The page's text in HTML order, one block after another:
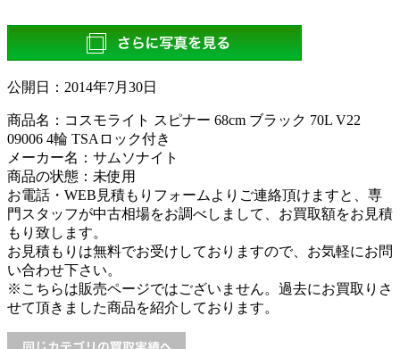
公開日： 2014年7月30日
商品名：コスモライト スピナー 68cm ブラック 70L V22
09006 4輪 TSAロック付き
メーカー名：サムソナイト
商品の状態：未使用
お電話・WEB見積もりフォームよりご連絡頂けますと、専
門スタッフが中古相場をお調べしまして、お買取額をお見積
もり致します。
お見積もりは無料でお受けしておりますので、お気軽にお問
い合わせ下さい。
※こちらは販売ページではございません。過去にお買取りさ
せて頂きました商品を紹介しております。